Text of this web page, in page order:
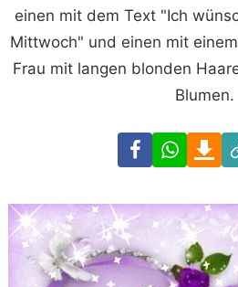
einen mit dem Text "Ich
Mittwoch" und einen mit
Frau mit langen blonden
Blumen.
Facebook